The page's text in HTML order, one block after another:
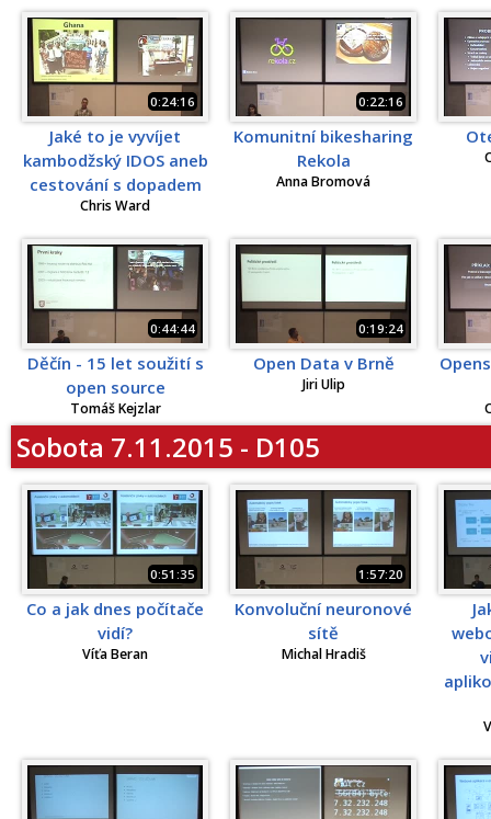
0:24:16
Jaké to je vyvíjet
kambodžský IDOS aneb
cestování s dopadem
Chris Ward
0:22:16
Komunitní bikesharing
Rekola
Anna Bromová
0:44:44
Děčín - 15 let soužití s
open source
Tomáš Kejzlar
0:19:24
Open Data v Brně
Jiri Ulip
Sobota 7.11.2015 - D105
0:51:35
Co a jak dnes počítače
vidí?
Víťa Beran
1:57:20
Konvoluční neuronové
sítě
Michal Hradiš